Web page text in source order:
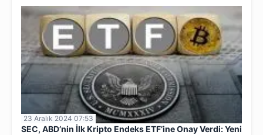
23 Aralık 2024 07:53
SEC, ABD’nin İlk Kripto Endeks ETF’ine Onay Verdi: Yeni